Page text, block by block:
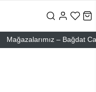
Mağazalarımız – Bağdat